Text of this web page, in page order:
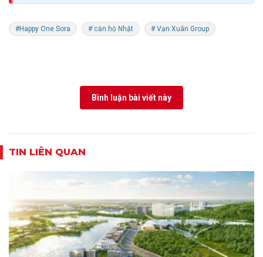
#Happy One Sora # căn hộ Nhật # Vạn Xuân Group
Bình luận bài viết này
TIN LIÊN QUAN